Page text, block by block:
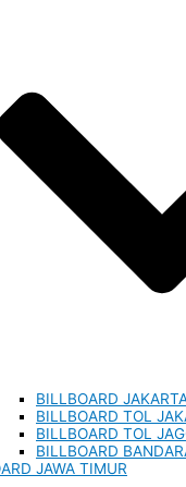
BILLBOARD
BILLBOARD TOL
BILLBOARD TOL
BILLBOARD
JAWA TIMUR